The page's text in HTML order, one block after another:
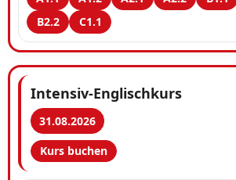
Intensiv-Englischkurs
31.08.2026
Kurs buchen